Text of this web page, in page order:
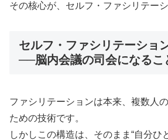
その核心が、セルフ・ファシリテーシ
セルフ・ファシリテーショ
──脳内会議の司会になるこ
ファシリテーションは本来、複数人
ための技術です。
しかしこの構造は、そのまま“自分ひ